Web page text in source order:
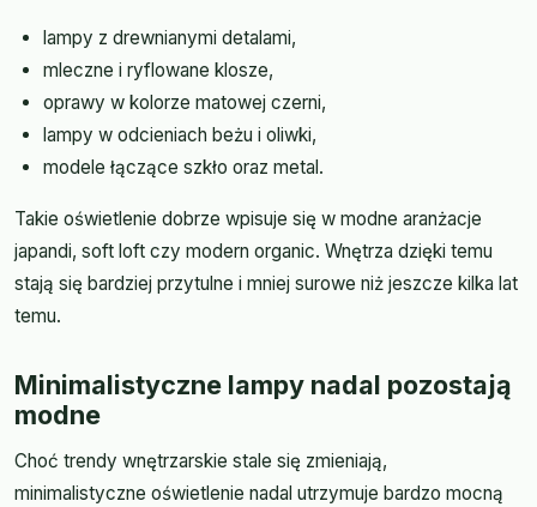
lampy z drewnianymi detalami,
mleczne i ryflowane klosze,
oprawy w kolorze matowej czerni,
lampy w odcieniach beżu i oliwki,
modele łączące szkło oraz metal.
Takie oświetlenie dobrze wpisuje się w modne aranżacje
japandi, soft loft czy modern organic. Wnętrza dzięki temu
stają się bardziej przytulne i mniej surowe niż jeszcze kilka lat
temu.
Minimalistyczne lampy nadal pozostają
modne
Choć trendy wnętrzarskie stale się zmieniają,
minimalistyczne oświetlenie nadal utrzymuje bardzo mocną